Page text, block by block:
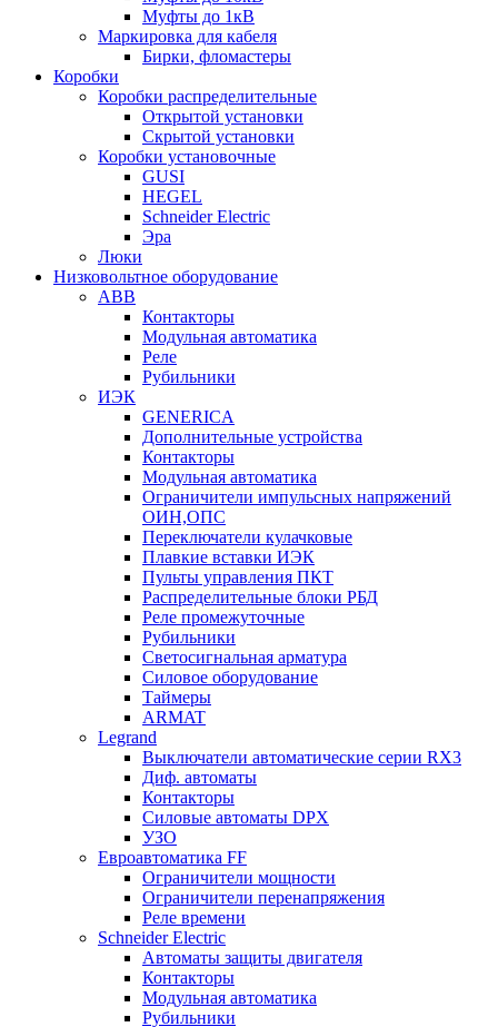
Муфты до 1кВ
Маркировка для кабеля
Бирки, фломастеры
Коробки
Коробки распределительные
Открытой установки
Скрытой установки
Коробки установочные
GUSI
HEGEL
Schneider Electric
Эра
Люки
Низковольтное оборудование
ABB
Контакторы
Модульная автоматика
Реле
Рубильники
ИЭК
GENERICA
Дополнительные устройства
Контакторы
Модульная автоматика
Ограничители импульсных напряжений
ОИН,ОПС
Переключатели кулачковые
Плавкие вставки ИЭК
Пульты управления ПКТ
Распределительные блоки РБД
Реле промежуточные
Рубильники
Светосигнальная арматура
Силовое оборудование
Таймеры
ARMAT
Legrand
Выключатели автоматические серии RX3
Диф. автоматы
Контакторы
Силовые автоматы DPX
УЗО
Евроавтоматика FF
Ограничители мощности
Ограничители перенапряжения
Реле времени
Schneider Electric
Автоматы защиты двигателя
Контакторы
Модульная автоматика
Рубильники